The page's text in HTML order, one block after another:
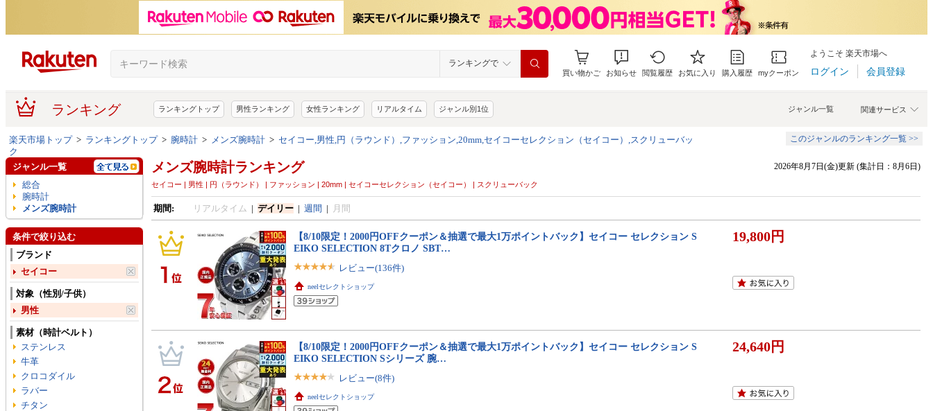
ランキングで
買い物かご お知らせ 閲覧履歴 お気に入り 購入履歴 myクーポン
ようこそ 楽天市場へ
ログイン 会員登録
ランキング 関連サービス
ジャンル一覧
ランキングトップ 男性ランキング 女性ランキング リアルタイム ジャンル別1位
楽天市場トップ> ランキングトップ> 腕時計 > メンズ腕時計 > セイコー,男性,円（ラウンド）,ファッション,20mm,セイコーセレクション（セイコー）,スクリューバッ
ク
このジャンルのランキング一覧 >>
メンズ腕時計ランキング
セイコー | 男性 | 円（ラウンド） | ファッション | 20mm | セイコーセレクション（セイコー） | スクリューバック
2026年8月7日(金)更新 (集計日：8月6日)
期間: リアルタイム | デイリー| 週間 | 月間
【8/10限定！2000円OFFクーポン＆抽選で最大1万ポイントバック】セイコー セレクション S
EIKO SELECTION 8Tクロノ SBT…
レビュー(136件)
neelセレクトショップ
19,800円
【8/10限定！2000円OFFクーポン＆抽選で最大1万ポイントバック】セイコー セレクション S
EIKO SELECTION Sシリーズ 腕…
レビュー(8件)
neelセレクトショップ
24,640円
ジャンル一覧
総合
腕時計
メンズ腕時計
条件で絞り込む
ブランド
セイコー
対象（性別/子供）
男性
素材（時計ベルト）
ステンレス
牛革
クロコダイル
ラバー
チタン